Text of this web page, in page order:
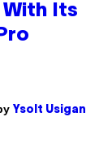
With Its
Ysolt Usigan